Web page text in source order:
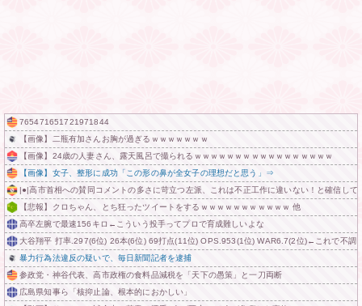
765471651721971844
【画像】二瓶有加さんお胸が過ぎるｗｗｗｗｗｗｗ
【画像】24歳の人妻さん、露天風呂で撮られるｗｗｗｗｗｗｗｗｗｗｗｗｗｗｗｗｗ
【画像】女子、整形に成功「この形の鼻が全女子の理想だと思う」⇒
|●|高市首相への賛同コメントの多さに苛立つ左派、これは不正工作に違いない！と確信し
【悲報】クロちゃん、とち狂ったツイートをするｗｗｗｗｗｗｗｗｗｗｗ 他
高卒左腕で最速156キロ←こういう投手ってプロで育成難しいよな
大谷翔平 打率.297(6位) 26本(6位) 69打点(11位) OPS.953(1位) WAR6.7(2位)←これで不調
暴力行為法違反の疑いで、毎日新聞記者を逮捕
参政党・神谷代表、高市政権の食料品減税を「天下の愚策」と一刀両断
広島県知事ら「核抑止論、根本的におかしい」